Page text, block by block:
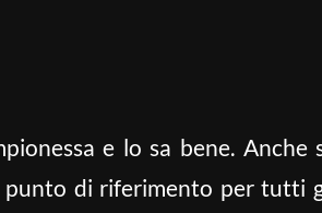
e lo sa bene.
punto di riferimento per tutti